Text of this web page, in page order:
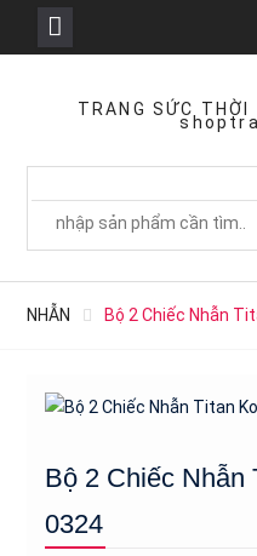
TRANG SỨC THỜI
NHẪN Bộ 2 Chiếc Nhẫn
Bộ 2 Chiếc Nhẫn
0324